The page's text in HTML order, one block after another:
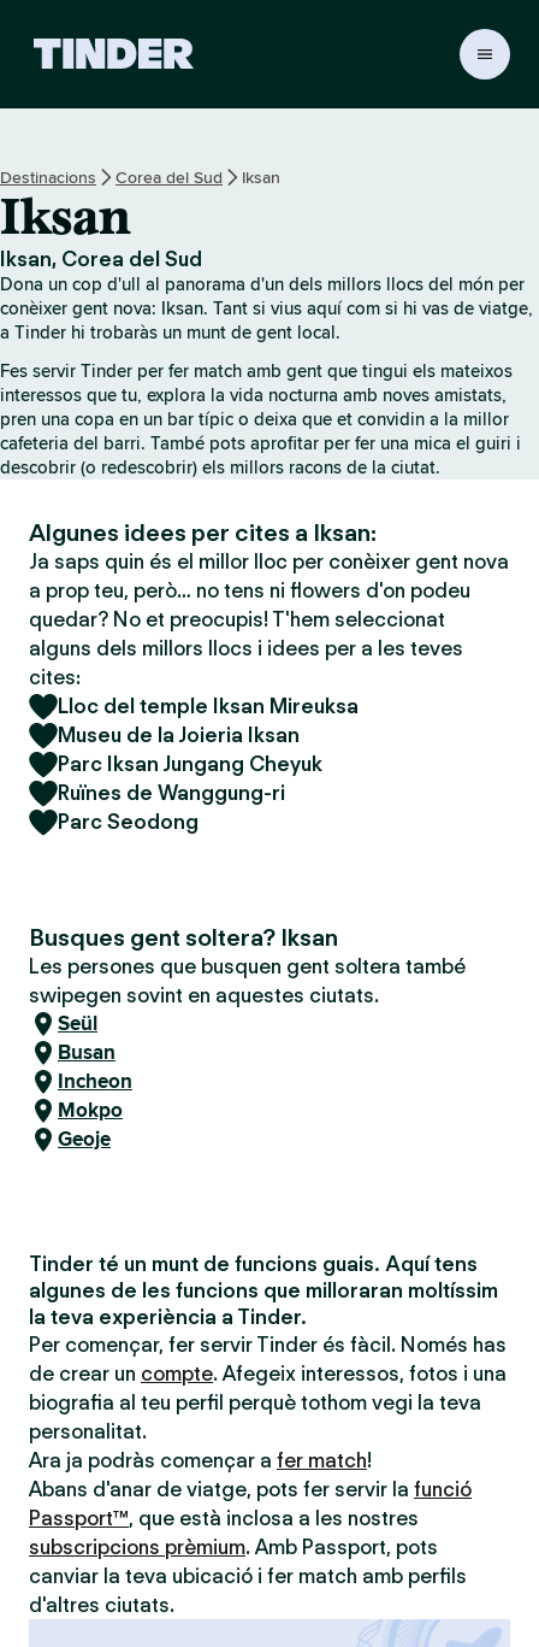
r
i
c
i
Destinacions Corea del Sud Iksan
Iksan
Iksan, Corea del Sud
Dona un cop d'ull al panorama d'un dels millors llocs del món per
conèixer gent nova: Iksan. Tant si vius aquí com si hi vas de viatge,
a Tinder hi trobaràs un munt de gent local.
Fes servir Tinder per fer match amb gent que tingui els mateixos
interessos que tu, explora la vida nocturna amb noves amistats,
pren una copa en un bar típic o deixa que et convidin a la millor
cafeteria del barri. També pots aprofitar per fer una mica el guiri i
descobrir (o redescobrir) els millors racons de la ciutat.
Algunes idees per cites a Iksan:
Ja saps quin és el millor lloc per conèixer gent nova
a prop teu, però… no tens ni flowers d'on podeu
quedar? No et preocupis! T'hem seleccionat
alguns dels millors llocs i idees per a les teves
cites:
Lloc del temple Iksan Mireuksa
Museu de la Joieria Iksan
Parc Iksan Jungang Cheyuk
Ruïnes de Wanggung-ri
Parc Seodong
Busques gent soltera? Iksan
Les persones que busquen gent soltera també
swipegen sovint en aquestes ciutats.
Seül
Busan
Incheon
Mokpo
Geoje
Tinder té un munt de funcions guais. Aquí tens
algunes de les funcions que milloraran moltíssim
la teva experiència a Tinder.
Per començar, fer servir Tinder és fàcil. Només has
de crear un compte. Afegeix interessos, fotos i una
biografia al teu perfil perquè tothom vegi la teva
personalitat.
Ara ja podràs començar a fer match!
Abans d'anar de viatge, pots fer servir la funció
Passport™, que està inclosa a les nostres
subscripcions prèmium. Amb Passport, pots
canviar la teva ubicació i fer match amb perfils
d'altres ciutats.